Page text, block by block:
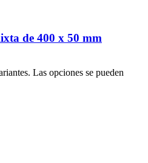
de 400 x 50 mm
Las opciones se pueden